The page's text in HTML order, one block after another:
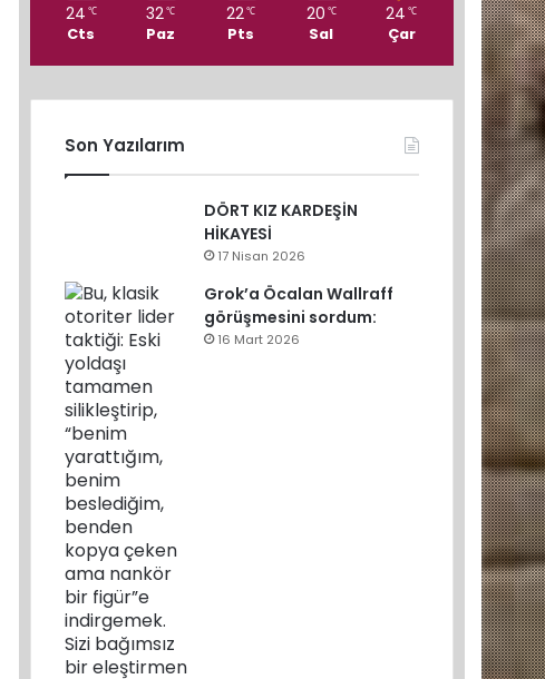
24 ℃
Cts
32℃
Paz
22℃
Pts
20 ℃
Sal
24 ℃
Çar
Son Yazılarım
DÖRT KIZ KARDEŞİN
HİKAYESİ
17 Nisan 2026
Grok’a Öcalan Wallraff
görüşmesini sordum:
16 Mart 2026